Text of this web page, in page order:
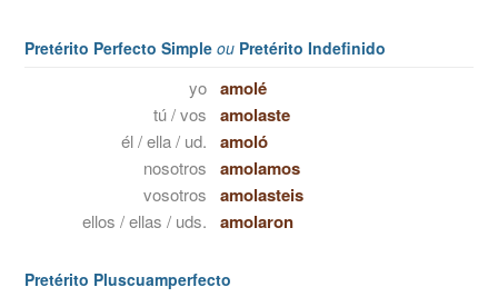
Pretérito Perfecto Simple ou Pretérito Indefinido
yo amolé
tú / vos amolaste
él / ella / ud. amoló
nosotros amolamos
vosotros amolasteis
ellos / ellas / uds. amolaron
Pretérito Pluscuamperfecto